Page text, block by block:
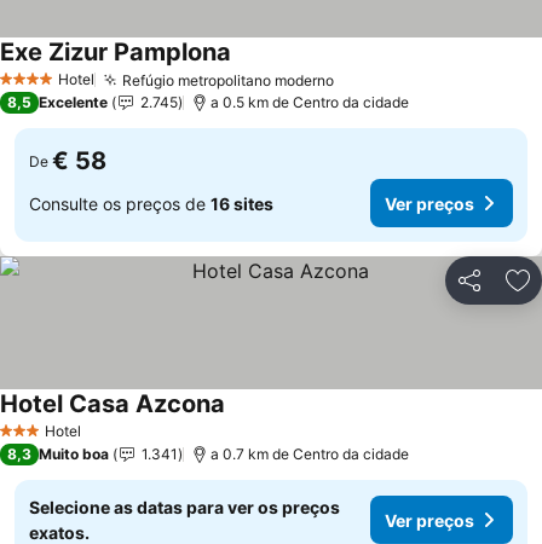
4 EstrelasHotel Refúgio metropolitano modernoVer preços
Exe Zizur Pamplona
8,5 Excelente 2.745 a 0.5 km de Centro da cidade
De € 58
Consulte os preços de 16 sites Ver preços
Partilhar
3 EstrelasHotel
Hotel Casa Azcona
8,3 Muito boa 1.341 a 0.7 km de Centro da cidade
Selecione as datas para ver os preços
exatos.
Ver preços